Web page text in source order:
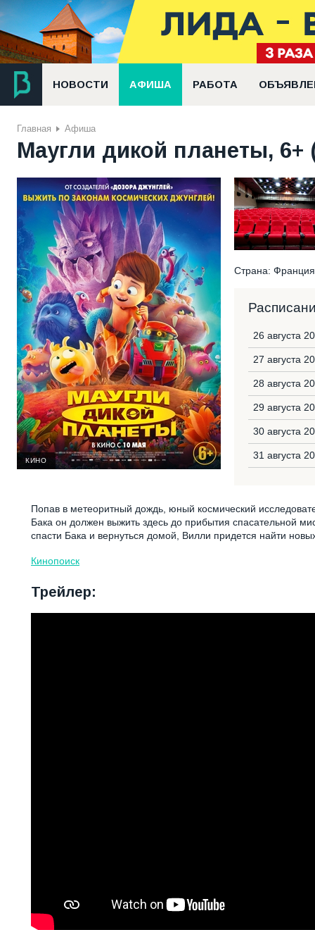
НОВОСТИ АФИША РАБОТА
Главная Афиша
Маугли дикой планеты, 6+
КИНО
Страна:
26 августа
27 августа
28 августа
29 августа
30 августа
31 августа
Попав в метеоритный дождь, юный космический
Бака он должен выжить здесь до прибытия спасательной
спасти Бака и вернуться домой, Вилли придется найти
Кинопоиск
Трейлер: